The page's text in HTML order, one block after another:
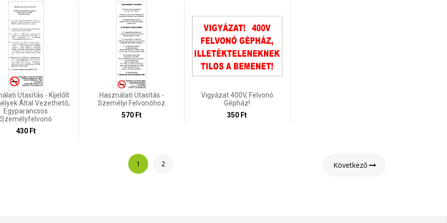
Utasítás - Kijelőlt
Által Vezethető,
Egyparancsos
Személyfelvonó
430 Ft
Használati Utasítás -
Személyi Felvonóhoz
570 Ft
Vigyázat 400V, Felvonó
Gépház!
350 Ft
1 2 Következő